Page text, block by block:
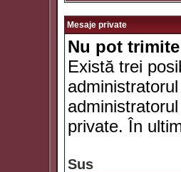
Mesaje private
Nu pot
Există trei
private. În
Sus